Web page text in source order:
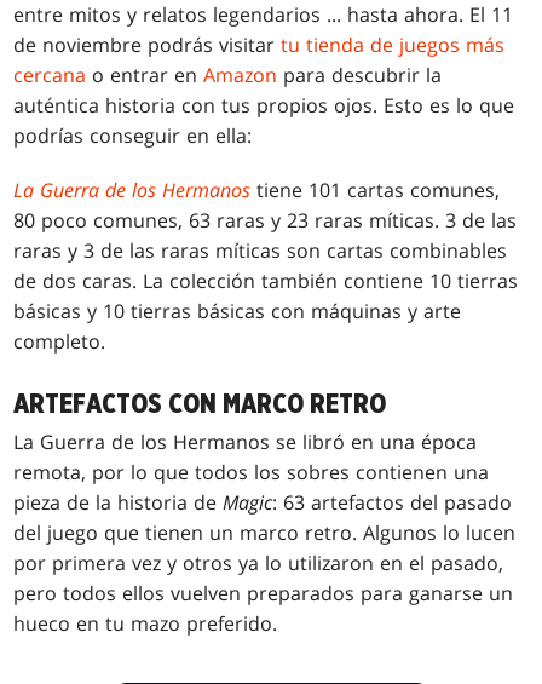
entre mitos y relatos legendarios ... hasta ahora. El 11
de noviembre podrás visitartu tienda de juegos más
cercana o entrar enAmazon para descubrir la
auténtica historia con tus propios ojos. Esto es lo que
podrías conseguir en ella:
La Guerra de los Hermanos tiene 101 cartas comunes,
80 poco comunes, 63 raras y 23 raras míticas. 3 de las
raras y 3 de las raras míticas son cartas combinables
de dos caras. La colección también contiene 10 tierras
básicas y 10 tierras básicas con máquinas y arte
completo.
ARTEFACTOS CON MARCO RETRO
La Guerra de los Hermanos se libró en una época
remota, por lo que todos los sobres contienen una
pieza de la historia deMagic: 63 artefactos del pasado
del juego que tienen un marco retro. Algunos lo lucen
por primera vez y otros ya lo utilizaron en el pasado,
pero todos ellos vuelven preparados para ganarse un
hueco en tu mazo preferido.